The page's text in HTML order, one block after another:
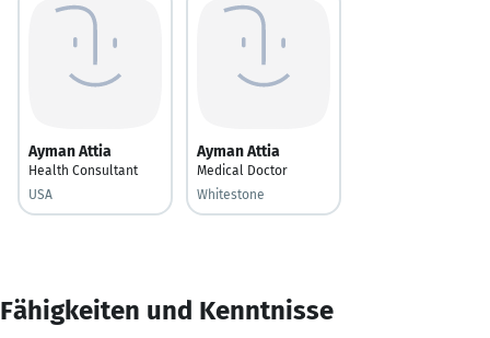
Ayman Attia
Health Consultant
USA
Ayman Attia
Medical Doctor
Whitestone
Fähigkeiten und Kenntnisse